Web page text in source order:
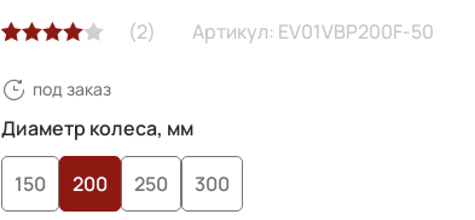
4.00из 5
на основе
пользователей
(2) Артикул: EV01VBP200F-50
под заказ
Диаметр колеса, мм
150 200 250
300